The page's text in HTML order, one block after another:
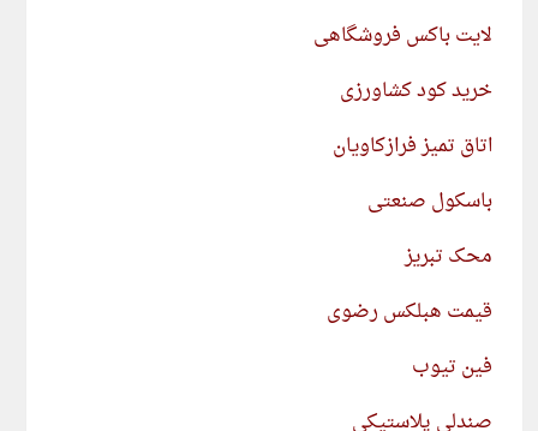
لایت باکس فروشگاهی
خرید کود کشاورزی
اتاق تمیز فرازکاویان
باسکول صنعتی
محک تبریز
قیمت هبلکس رضوی
فین تیوب
صندلی پلاستیکی